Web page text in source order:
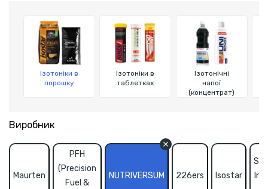
Ізотоніки в
порошку
Ізотоніки в
таблетках
Ізотонічні
напої
(концентрат)
Виробник
PFH
(Precision
Fuel &
Maurten
In
NUTRIVERSUM Isostar
226ers